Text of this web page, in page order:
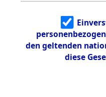
1.2.9.3
Effekten aus
dem KZ
Neuengamm
den geltenden
diese